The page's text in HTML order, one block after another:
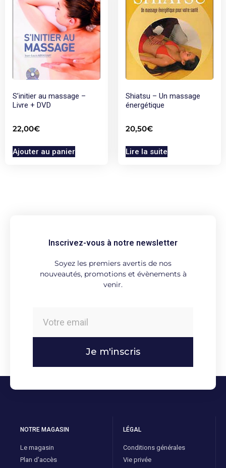
S’initier au massage –
Livre + DVD
22,00€
Ajouter au panier
Shiatsu – Un massage
énergétique
20,50€
Lire la suite
Inscrivez-vous à notre newsletter
Soyez les premiers avertis de nos
nouveautés, promotions et évènements à
venir.
Je m'inscris
NOTRE MAGASIN
Le magasin
Plan d'accès
LÉGAL
Conditions générales
Vie privée